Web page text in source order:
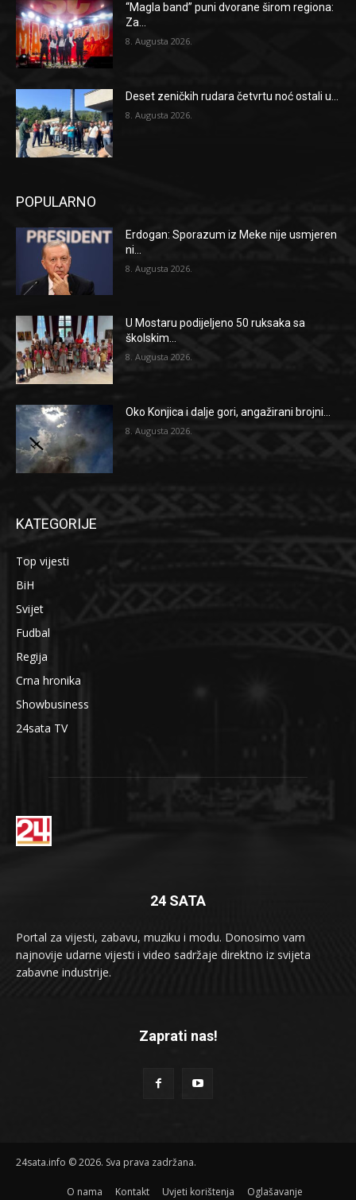
“Magla band” puni dvorane širom regiona:
Za...
8. Augusta 2026.
Deset zeničkih rudara četvrtu noć ostali u...
8. Augusta 2026.
POPULARNO
Erdogan: Sporazum iz Meke nije usmjeren
ni...
8. Augusta 2026.
U Mostaru podijeljeno 50 ruksaka sa
školskim...
8. Augusta 2026.
Oko Konjica i dalje gori, angažirani brojni...
8. Augusta 2026.
KATEGORIJE
Top vijesti
BiH
Svijet
Fudbal
Regija
Crna hronika
Showbusiness
24sata TV
24 SATA
Portal za vijesti, zabavu, muziku i modu. Donosimo vam
najnovije udarne vijesti i video sadržaje direktno iz svijeta
zabavne industrije.
Zaprati nas!
24sata.info © 2026. Sva prava zadržana.
O nama Kontakt Uvjeti korištenja Oglašavanje